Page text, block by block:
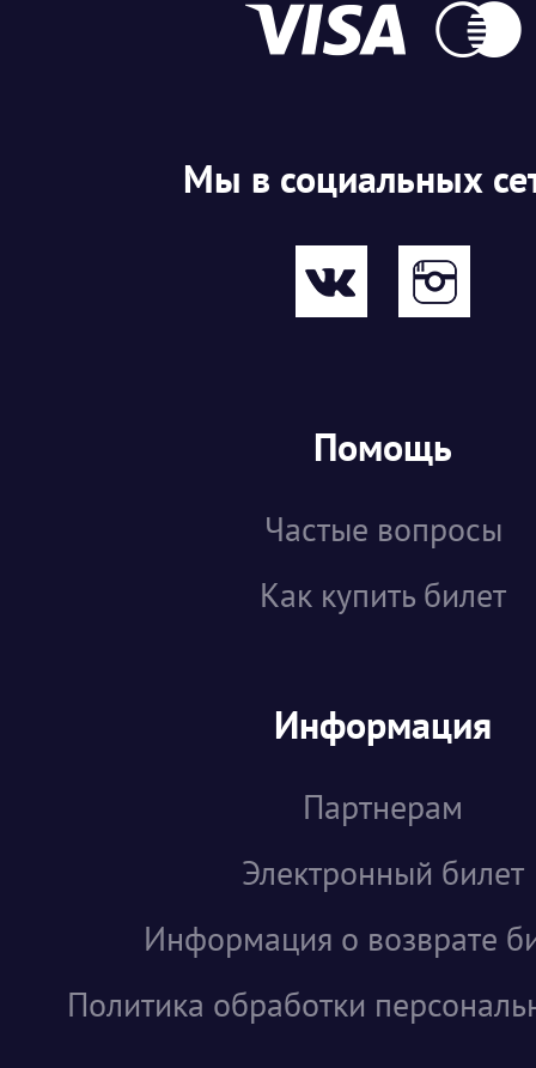
Мы в социальных
Помощь
Частые вопросы
Как купить билет
Информация
Партнерам
Электронный билет
Информация о возврате
Политика обработки